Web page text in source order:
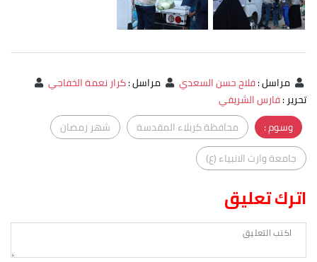
مراسل:فلاح حسن السعدي مراسل:كرار نعمة الخفاجي
تحرير:فارس الشريفي
وسوم :
محافظة كربلاء المقدسة
شهر رمضان
جامعة وارث الانبياء (ع)
اترك تعليق